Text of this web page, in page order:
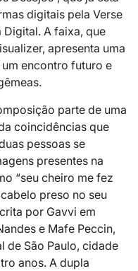
digitais pela Verse
Digital. A faixa, que
apresenta uma
encontro futuro e
parte de uma
coincidências que
pessoas se
presentes na
“seu cheiro me fez
preso no seu
por Gavvi em
e Mafe Peccin,
de São Paulo, cidade
anos. A dupla